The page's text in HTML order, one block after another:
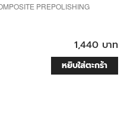
PREPOLISHING
1,440 บาท
หยิบใส่ตะกร้า